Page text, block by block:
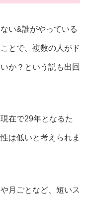
い&誰がやっている
とで、複数の人がド
か？という説も出回
在で29年となるた
は低いと考えられま
月ごとなど、短いス